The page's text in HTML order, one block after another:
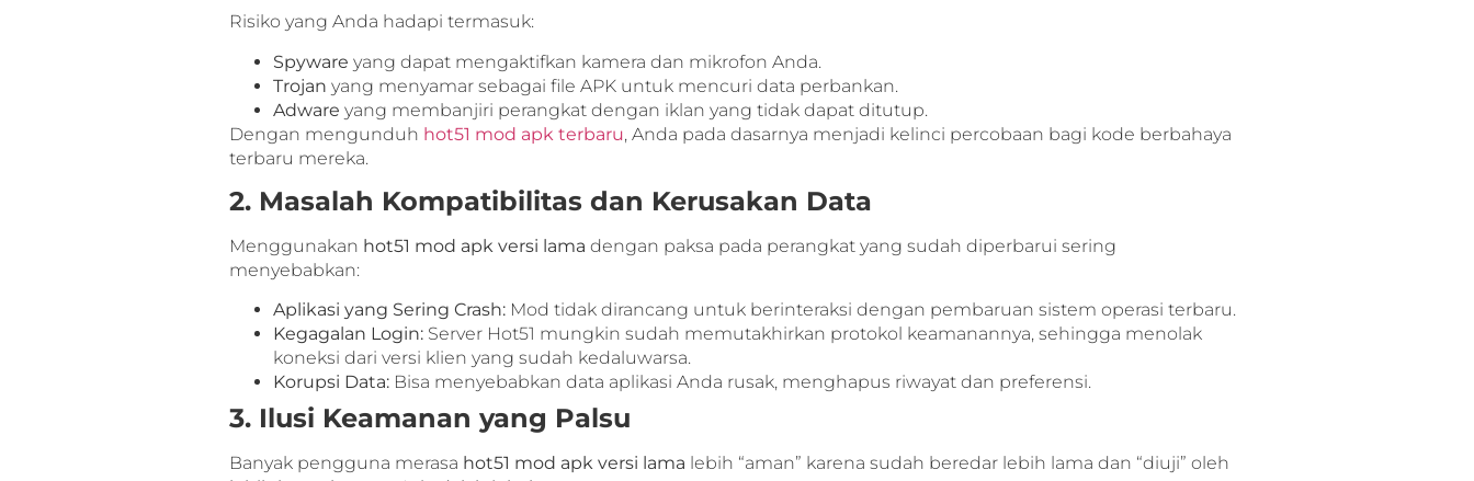
Risiko yang Anda hadapi termasuk:
Spyware yang dapat mengaktifkan kamera dan mikrofon Anda.
Trojan yang menyamar sebagai file APK untuk mencuri data perbankan.
Adware yang membanjiri perangkat dengan iklan yang tidak dapat ditutup.
Dengan mengunduh hot51 mod apk terbaru, Anda pada dasarnya menjadi kelinci percobaan bagi kode berbahaya
terbaru mereka.
2. Masalah Kompatibilitas dan Kerusakan Data
Menggunakan hot51 mod apk versi lama dengan paksa pada perangkat yang sudah diperbarui sering
menyebabkan:
Aplikasi yang Sering Crash:Mod tidak dirancang untuk berinteraksi dengan pembaruan sistem operasi terbaru.
Kegagalan Login:Server Hot51 mungkin sudah memutakhirkan protokol keamanannya, sehingga menolak
koneksi dari versi klien yang sudah kedaluwarsa.
Korupsi Data:Bisa menyebabkan data aplikasi Anda rusak, menghapus riwayat dan preferensi.
3. Ilusi Keamanan yang Palsu
Banyak pengguna merasa hot51 mod apk versi lama lebih “aman” karena sudah beredar lebih lama dan “diuji” oleh